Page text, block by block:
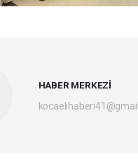
HABER MERKEZİ